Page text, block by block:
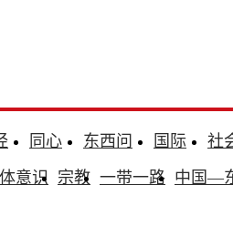
同心 东西问 国际
社
意识 宗教 一带一路 中国—